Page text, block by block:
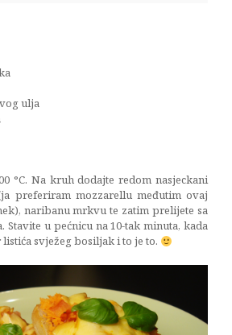
ulja
°C. Na kruh dodajte redom nasjeckani
preferiram mozzarellu međutim ovaj
naribanu mrkvu te zatim prelijete sa
Stavite u pećnicu na 10-tak minuta, kada
svježeg bosiljak i to je to.